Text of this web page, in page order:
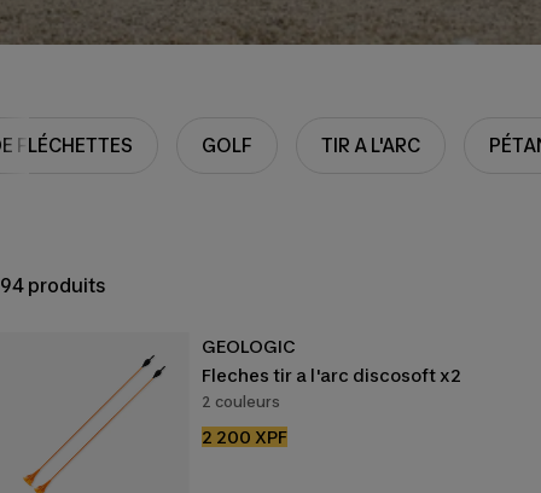
FLÉCHETTES GOLF TIR A L'ARC
94 produits
GEOLOGIC
Fleches tir a l'arc discosoft x2
2 couleurs
Prix
2 200 XPF